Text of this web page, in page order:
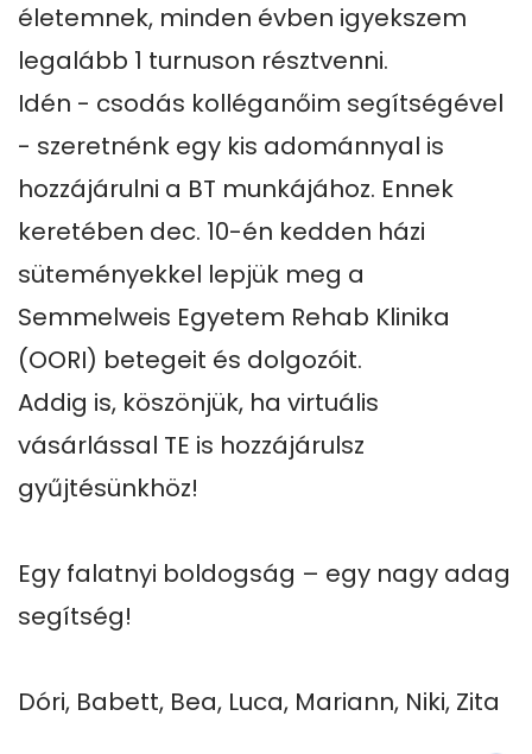
életemnek, minden évben igyekszem
legalább 1 turnuson résztvenni.
Idén - csodás kolléganőim segítségével
- szeretnénk egy kis adománnyal is
hozzájárulni a BT munkájához. Ennek
keretében dec. 10-én kedden házi
süteményekkel lepjük meg a
Semmelweis Egyetem Rehab Klinika
(OORI) betegeit és dolgozóit.
Addig is, köszönjük, ha virtuális
vásárlással TE is hozzájárulsz
gyűjtésünkhöz!
Egy falatnyi boldogság – egy nagy adag
segítség!
Dóri, Babett, Bea, Luca, Mariann, Niki, Zita